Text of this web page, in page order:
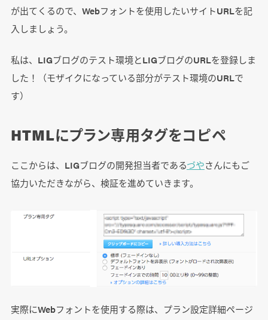
が出てくるので、Webフォントを使用したいサイトURLを記
入しましょう。
私は、LIGブログのテスト環境とLIGブログのURLを登録しま
した！（モザイクになっている部分がテスト環境のURLで
す）
HTMLにプラン専用タグをコピペ
ここからは、LIGブログの開発担当者であるづやさんにもご
協力いただきながら、検証を進めていきます。
実際にWebフォントを使用する際は、プラン設定詳細ページ